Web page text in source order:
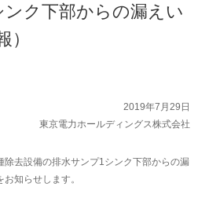
ク下部からの漏えい
2019年7月29日
東京電力ホールディングス株式会社
去設備の排水サンプ1シンク下部からの漏
知らせします。